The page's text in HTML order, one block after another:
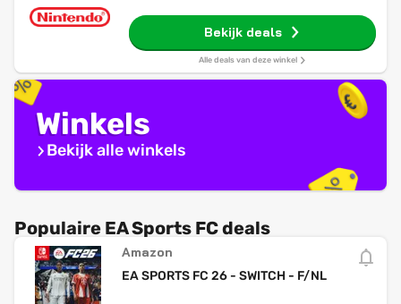
Bekijk deals
Alle deals van deze winkel
Winkels
Bekijk alle winkels
Populaire EA Sports FC deals
Amazon
EA SPORTS FC 26 - SWITCH - F/NL